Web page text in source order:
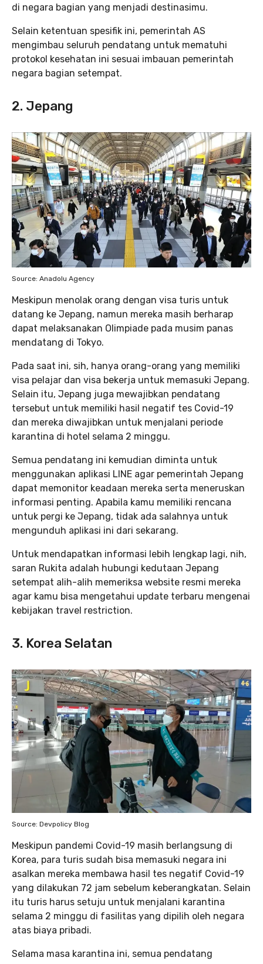
di negara bagian yang menjadi destinasimu.
Selain ketentuan spesifik ini, pemerintah AS
mengimbau seluruh pendatang untuk mematuhi
protokol kesehatan ini sesuai imbauan pemerintah
negara bagian setempat.
2. Jepang
Source: Anadolu Agency
Meskipun menolak orang dengan visa turis untuk
datang ke Jepang, namun mereka masih berharap
dapat melaksanakan Olimpiade pada musim panas
mendatang di Tokyo.
Pada saat ini, sih, hanya orang-orang yang memiliki
visa pelajar dan visa bekerja untuk memasuki Jepang.
Selain itu, Jepang juga mewajibkan pendatang
tersebut untuk memiliki hasil negatif tes Covid-19
dan mereka diwajibkan untuk menjalani periode
karantina di hotel selama 2 minggu.
Semua pendatang ini kemudian diminta untuk
menggunakan aplikasi LINE agar pemerintah Jepang
dapat memonitor keadaan mereka serta meneruskan
informasi penting. Apabila kamu memiliki rencana
untuk pergi ke Jepang, tidak ada salahnya untuk
mengunduh aplikasi ini dari sekarang.
Untuk mendapatkan informasi lebih lengkap lagi, nih,
saran Rukita adalah hubungi kedutaan Jepang
setempat alih-alih memeriksa website resmi mereka
agar kamu bisa mengetahui update terbaru mengenai
kebijakan travel restriction.
3. Korea Selatan
Source: Devpolicy Blog
Meskipun pandemi Covid-19 masih berlangsung di
Korea, para turis sudah bisa memasuki negara ini
asalkan mereka membawa hasil tes negatif Covid-19
yang dilakukan 72 jam sebelum keberangkatan. Selain
itu turis harus setuju untuk menjalani karantina
selama 2 minggu di fasilitas yang dipilih oleh negara
atas biaya pribadi.
Selama masa karantina ini, semua pendatang